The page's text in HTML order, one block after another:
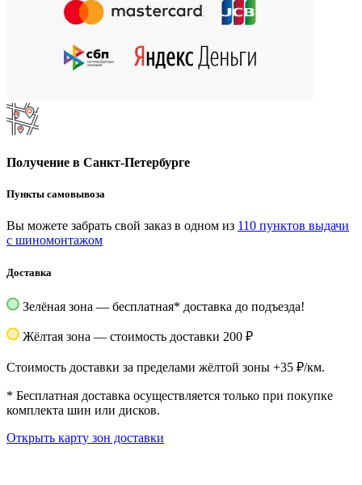
Получение в Санкт-Петербурге
Пункты самовывоза
Вы можете забрать свой заказ в одном из 110 пунктов выдачи
с шиномонтажом
Доставка
Зелёная зона — бесплатная* доставка до подъезда!
Жёлтая зона — стоимость доставки 200 ₽
Стоимость доставки за пределами жёлтой зоны +35 ₽/км.
* Бесплатная доставка осуществляется только при покупке
комплекта шин или дисков.
Открыть карту зон доставки